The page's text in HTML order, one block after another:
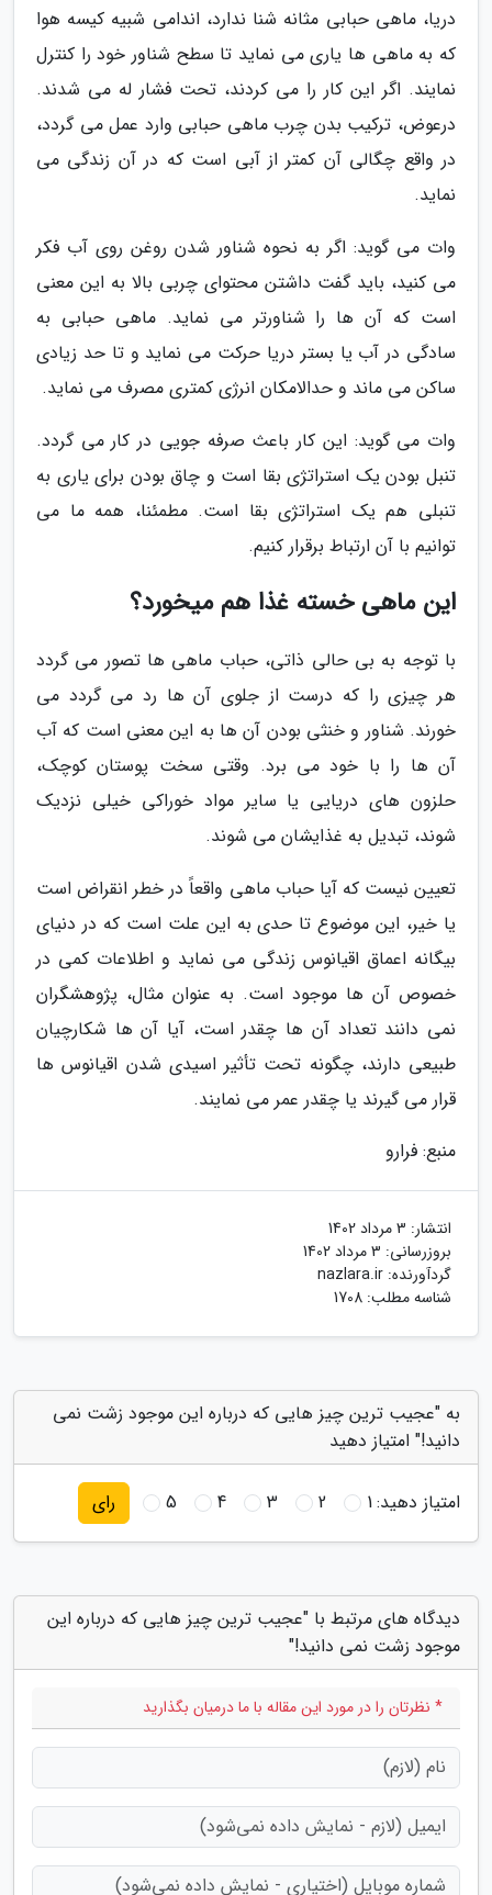
دریا، ماهی حبابی مثانه شنا ندارد، اندامی شبیه کیسه هوا
که به ماهی ها یاری می نماید تا سطح شناور خود را کنترل
نمایند. اگر این کار را می کردند، تحت فشار له می شدند.
درعوض، ترکیب بدن چرب ماهی حبابی وارد عمل می گردد،
در واقع چگالی آن کمتر از آبی است که در آن زندگی می
نماید.
وات می گوید: اگر به نحوه شناور شدن روغن روی آب فکر
می کنید، باید گفت داشتن محتوای چربی بالا به این معنی
است که آن ها را شناورتر می نماید. ماهی حبابی به
سادگی در آب یا بستر دریا حرکت می نماید و تا حد زیادی
ساکن می ماند و حدالامکان انرژی کمتری مصرف می نماید.
وات می گوید: این کار باعث صرفه جویی در کار می گردد.
تنبل بودن یک استراتژی بقا است و چاق بودن برای یاری به
تنبلی هم یک استراتژی بقا است. مطمئنا، همه ما می
توانیم با آن ارتباط برقرار کنیم.
این ماهی خسته غذا هم میخورد؟
با توجه به بی حالی ذاتی، حباب ماهی ها تصور می گردد
هر چیزی را که درست از جلوی آن ها رد می گردد می
خورند. شناور و خنثی بودن آن ها به این معنی است که آب
آن ها را با خود می برد. وقتی سخت پوستان کوچک،
حلزون های دریایی یا سایر مواد خوراکی خیلی نزدیک
شوند، تبدیل به غذایشان می شوند.
تعیین نیست که آیا حباب ماهی واقعاً در خطر انقراض است
یا خیر، این موضوع تا حدی به این علت است که در دنیای
بیگانه اعماق اقیانوس زندگی می نماید و اطلاعات کمی در
خصوص آن ها موجود است. به عنوان مثال، پژوهشگران
نمی دانند تعداد آن ها چقدر است، آیا آن ها شکارچیان
طبیعی دارند، چگونه تحت تأثیر اسیدی شدن اقیانوس ها
قرار می گیرند یا چقدر عمر می نمایند.
منبع: فرارو
انتشار: 3 مرداد 1402
بروزرسانی: 3 مرداد 1402
گردآورنده: nazlara.ir
شناسه مطلب: 1708
به "عجیب ترین چیز هایی که درباره این موجود زشت نمی
دانید!" امتیاز دهید
امتیاز دهید:1
2
3
4
5 رای
دیدگاه های مرتبط با "عجیب ترین چیز هایی که درباره این
موجود زشت نمی دانید!"
* نظرتان را در مورد این مقاله با ما درمیان بگذارید